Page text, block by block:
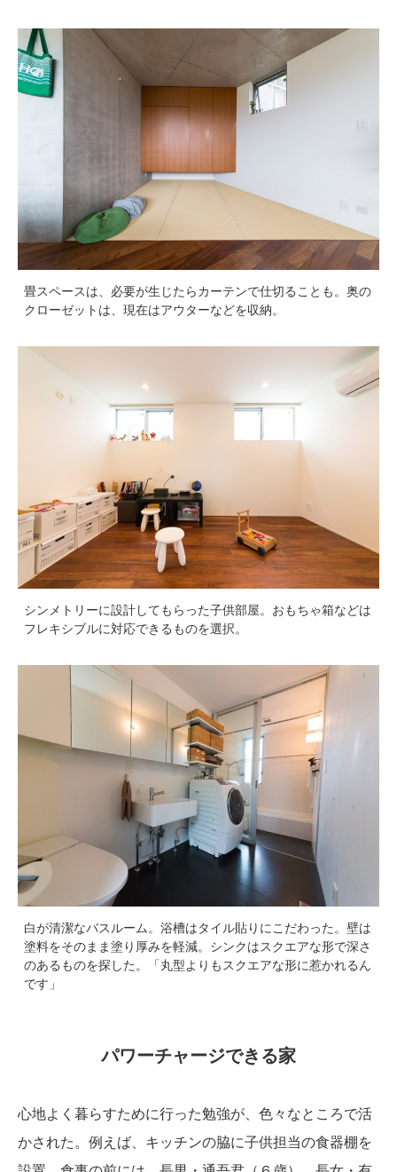
畳スペースは、必要が生じたらカーテンで仕切ることも。奥の
クローゼットは、現在はアウターなどを収納。
シンメトリーに設計してもらった子供部屋。おもちゃ箱などは
フレキシブルに対応できるものを選択。
白が清潔なバスルーム。浴槽はタイル貼りにこだわった。壁は
塗料をそのまま塗り厚みを軽減。シンクはスクエアな形で深さ
のあるものを探した。「丸型よりもスクエアな形に惹かれるん
です」
パワーチャージできる家
心地よく暮らすために行った勉強が、色々なところで活
かされた。例えば、キッチンの脇に子供担当の食器棚を